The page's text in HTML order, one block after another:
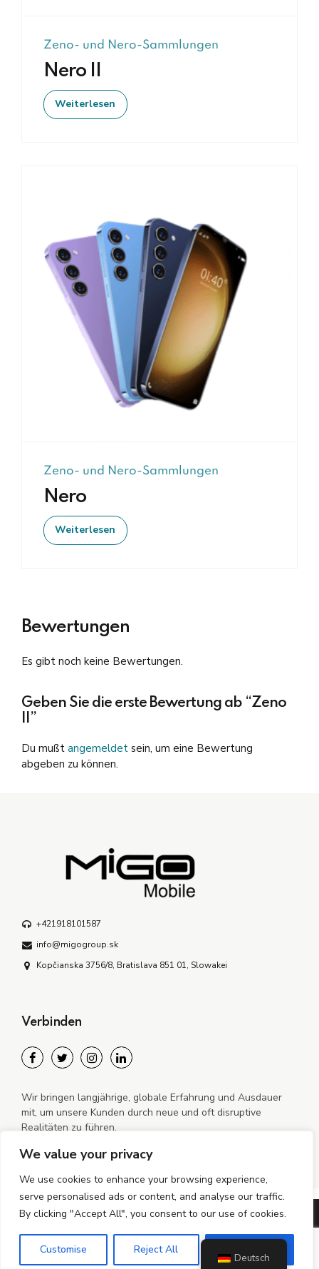
We value your privacy
We use cookies to enhance your browsing experience,
serve personalised ads or content, and analyse our traffic.
By clicking "Accept All", you consent to our use of cookies.
Customise Reject All
Zeno- und Nero-Sammlungen
Nero II
Weiterlesen
Zeno- und Nero-Sammlungen
Nero
Weiterlesen
Bewertungen
Es gibt noch keine Bewertungen.
Geben Sie die erste Bewertung ab “Zeno
II”
Du mußt angemeldet sein, um eine Bewertung
abgeben zu können.
+421918101587
info@migogroup.sk
Kopčianska 3756/8, Bratislava 851 01, Slowakei
Verbinden
Wir bringen langjährige, globale Erfahrung und Ausdauer
mit, um unsere Kunden durch neue und oft disruptive
Realitäten zu führen.
©2024–2026 MiGO Mobile s.r.o. Alle Rechte vorbehalten.
Datenschutzrichtlinie
Cookie-Richtlinie
Cookie-Richtlinie (EU)
Deutsch